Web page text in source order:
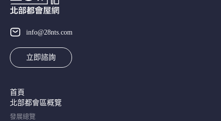
info@28nts.com
立即諮詢
首頁
北部都會區概覽​
發展總覽